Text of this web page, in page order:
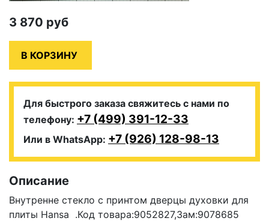
3 870 руб
Для быстрого заказа свяжитесь с нами по
телефону: +7 (499) 391-12-33
Или в WhatsApp: +7 (926) 128-98-13
Описание
Внутренне стекло с принтом дверцы духовки для
плиты Hansa .Код товара:9052827,Зам:9078685